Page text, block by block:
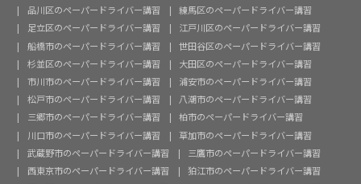
品川区のペーパードライバー講習
練馬区のペーパードライバー講習
足立区のペーパードライバー講習
江戸川区のペーパードライバー講習
船橋市のペーパードライバー講習
世田谷区のペーパードライバー講習
杉並区のペーパードライバー講習
大田区のペーパードライバー講習
市川市のペーパードライバー講習
浦安市のペーパードライバー講習
松戸市のペーパードライバー講習
八潮市のペーパードライバー講習
三郷市のペーパードライバー講習
柏市のペーパードライバー講習
川口市のペーパードライバー講習
草加市のペーパードライバー講習
武蔵野市のペーパードライバー講習
三鷹市のペーパードライバー講習
西東京市のペーパードライバー講習
狛江市のペーパードライバー講習